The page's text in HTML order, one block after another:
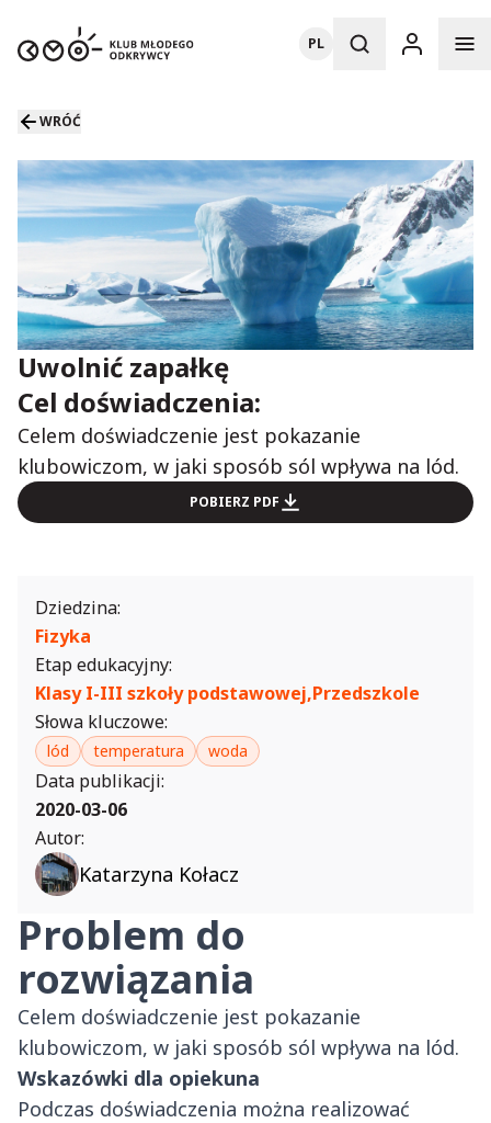
PL
WRÓĆ
Uwolnić zapałkę
Cel doświadczenia:
Celem doświadczenie jest pokazanie
klubowiczom, w jaki sposób sól wpływa na lód.
POBIERZ PDF
Dziedzina:
Fizyka
Etap edukacyjny:
Klasy I-III szkoły podstawowej,Przedszkole
Słowa kluczowe:
lód temperatura woda
Data publikacji:
2020-03-06
Autor:
Katarzyna Kołacz
Problem do
rozwiązania
Celem doświadczenie jest pokazanie
klubowiczom, w jaki sposób sól wpływa na lód.
Wskazówki dla opiekuna
Podczas doświadczenia można realizować